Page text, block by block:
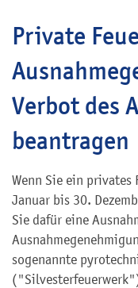
Private
Verbot des
beantragen
Wenn Sie ein privates
Januar bis 30.
Sie dafür eine
sogenannte